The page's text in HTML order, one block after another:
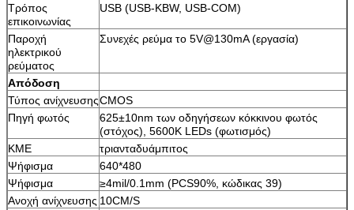
Τρόπος
επικοινωνίας
USB (USB-KBW, USB-COM)
Παροχή
ηλεκτρικού
ρεύματος
Συνεχές ρεύμα το 5V@130mA (εργασία)
Απόδοση
Τύπος ανίχνευσηςCMOS
Πηγή φωτός
625±10nm των οδηγήσεων κόκκινου φωτός
(στόχος), 5600K LEDs (φωτισμός)
ΚΜΕ
τριανταδυάμπιτος
Ψήφισμα
640*480
Ψήφισμα
≥4mil/0.1mm (PCS90%, κώδικας 39)
Ανοχή ανίχνευσης 10CM/S